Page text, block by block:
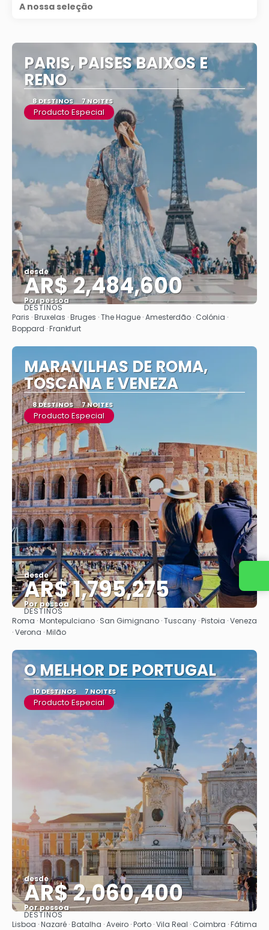
A nossa seleção
PARIS, PAISES BAIXOS E
RENO
8 DESTINOS 7 NOITES
Producto Especial
desde
AR$ 2,484,600
Por pessoa
Vejo
DESTINOS
Paris · Bruxelas · Bruges · The Hague · Amesterdão · Colónia ·
Boppard · Frankfurt
MARAVILHAS DE ROMA,
TOSCANA E VENEZA
8 DESTINOS 7 NOITES
Producto Especial
desde
AR$ 1,795,275
Por pessoa
Vejo
DESTINOS
Roma · Montepulciano · San Gimignano · Tuscany · Pistoia · Veneza
· Verona · Milão
O MELHOR DE PORTUGAL
10 DESTINOS 7 NOITES
Producto Especial
desde
AR$ 2,060,400
Por pessoa
Vejo
DESTINOS
Lisboa · Nazaré · Batalha · Aveiro · Porto · Vila Real · Coimbra · Fátima
Entre em contato conosco